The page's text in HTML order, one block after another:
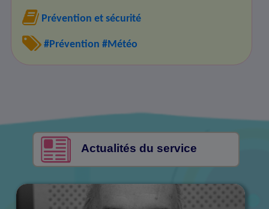
Prévention et sécurité
#Prévention #Météo
Actualités du service